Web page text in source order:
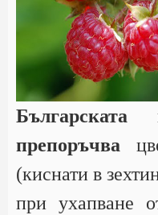
Българската
препоръчва
(киснати в
при ухапване